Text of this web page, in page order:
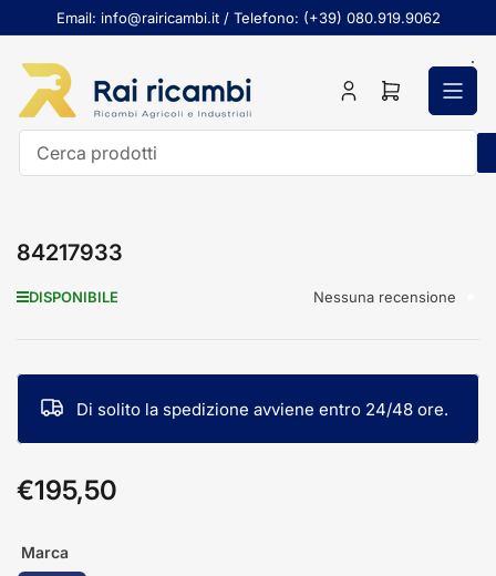
al
contenuto
Email: info@rairicambi.it / Telefono: (+39) 080.919.9062
AccediApri
84217933
DISPONIBILE Nessuna recensione
Di solito la spedizione avviene entro 24/48 ore.
Prezzo
standard
€195,50
Marca